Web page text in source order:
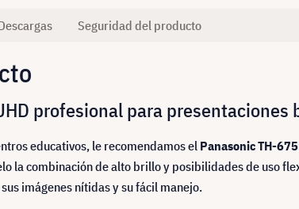
Seguridad del producto
profesional para presentaciones
educativos, le recomendamos el Panasonic TH-
la combinación de alto brillo y posibilidades de uso
imágenes nítidas y su fácil manejo.